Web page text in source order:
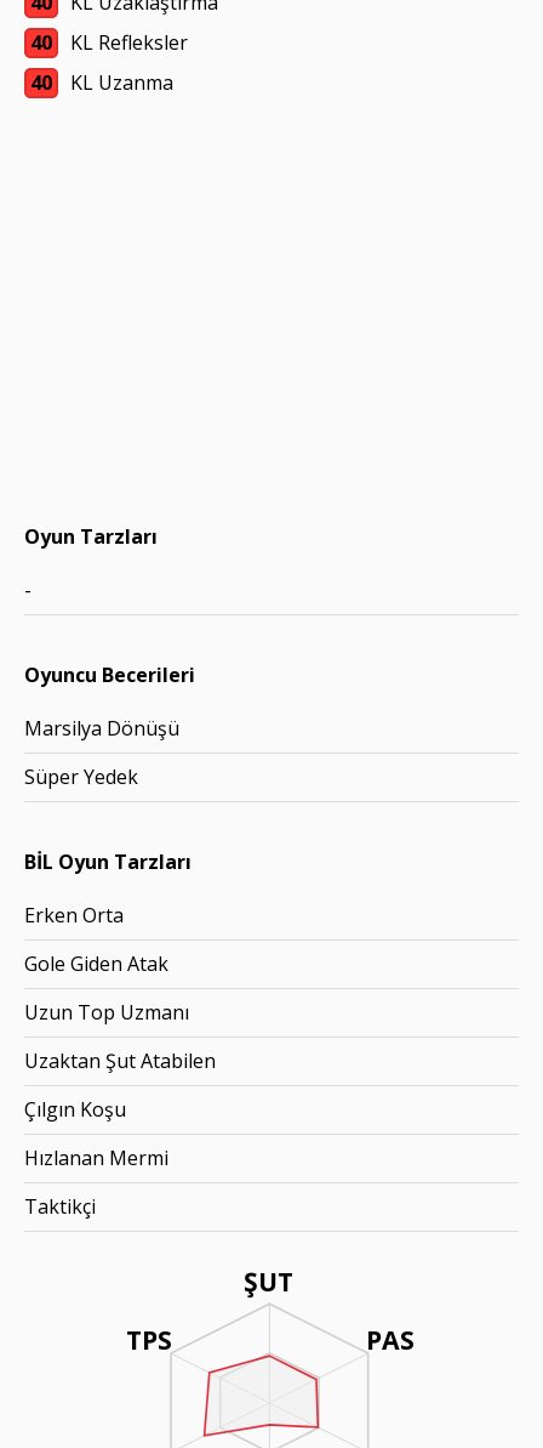
ŞUT
PAS
TPS
40
KL Refleksler
40
KL Uzanma
Oyun Tarzları
-
Oyuncu Becerileri
Marsilya Dönüşü
Süper Yedek
BİL Oyun Tarzları
Erken Orta
Gole Giden Atak
Uzun Top Uzmanı
Uzaktan Şut Atabilen
Çılgın Koşu
Hızlanan Mermi
Taktikçi